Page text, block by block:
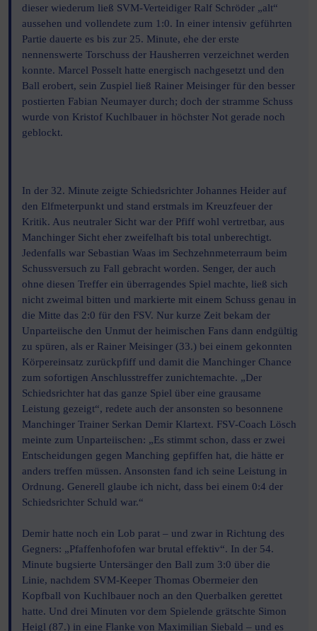
dieser wiederum ließ SVM-Verteidiger Ralf Schröder „alt“
aussehen und vollendete zum 1:0. In einer intensiv geführten
Partie dauerte es bis zur 25. Minute, ehe der erste
nennenswerte Torschuss der Hausherren verzeichnet werden
konnte. Marcel Posselt hatte energisch nachgesetzt und den
Ball erobert, sein Zuspiel ließ Rainer Meisinger für den besser
postierten Fabian Neumayer durch; doch der stramme Schuss
wurde von Kristof Kuchlbauer in höchster Not gerade noch
geblockt.
In der 32. Minute zeigte Schiedsrichter Johannes Heider auf
den Elfmeterpunkt und stand erstmals im Kreuzfeuer der
Kritik. Aus neutraler Sicht war der Pfiff wohl vertretbar, aus
Manchinger Sicht eher zweifelhaft bis total unberechtigt.
Jedenfalls war Sebastian Waas im Sechzehnmeterraum beim
Schussversuch zu Fall gebracht worden. Senger, der auch
ohne diesen Treffer ein überragendes Spiel machte, ließ sich
nicht zweimal bitten und markierte mit einem Schuss genau in
die Mitte das 2:0 für den FSV. Nur kurze Zeit bekam der
Unparteiische den Unmut der heimischen Fans dann endgültig
zu spüren, als er Rainer Meisinger (33.) bei einem gekonnten
Körpereinsatz zurückpfiff und damit die Manchinger Chance
zum sofortigen Anschlusstreffer zunichtemachte. „Der
Schiedsrichter hat das ganze Spiel über eine grausame
Leistung gezeigt“, redete auch der ansonsten so besonnene
Manchinger Trainer Serkan Demir Klartext. FSV-Coach Lösch
meinte zum Unparteiischen: „Es stimmt schon, dass er zwei
Entscheidungen gegen Manching gepfiffen hat, die hätte er
anders treffen müssen. Ansonsten fand ich seine Leistung in
Ordnung. Generell glaube ich nicht, dass bei einem 0:4 der
Schiedsrichter Schuld war.“
Demir hatte noch ein Lob parat – und zwar in Richtung des
Gegners: „Pfaffenhofofen war brutal effektiv“. In der 54.
Minute bugsierte Untersänger den Ball zum 3:0 über die
Linie, nachdem SVM-Keeper Thomas Obermeier den
Kopfball von Kuchlbauer noch an den Querbalken gerettet
hatte. Und drei Minuten vor dem Spielende grätschte Simon
Heigl (87.) in eine Flanke von Maximilian Siebald – und es